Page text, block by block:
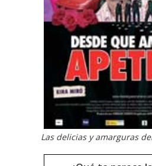
Las delicias y amarguras